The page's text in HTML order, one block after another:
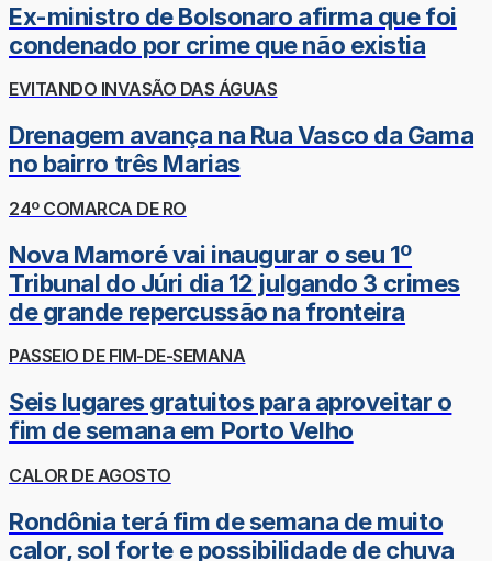
Ex-ministro de Bolsonaro afirma que foi
condenado por crime que não existia
EVITANDO INVASÃO DAS ÁGUAS
Drenagem avança na Rua Vasco da Gama
no bairro três Marias
24º COMARCA DE RO
Nova Mamoré vai inaugurar o seu 1º
Tribunal do Júri dia 12 julgando 3 crimes
de grande repercussão na fronteira
PASSEIO DE FIM-DE-SEMANA
Seis lugares gratuitos para aproveitar o
fim de semana em Porto Velho
CALOR DE AGOSTO
Rondônia terá fim de semana de muito
calor, sol forte e possibilidade de chuva